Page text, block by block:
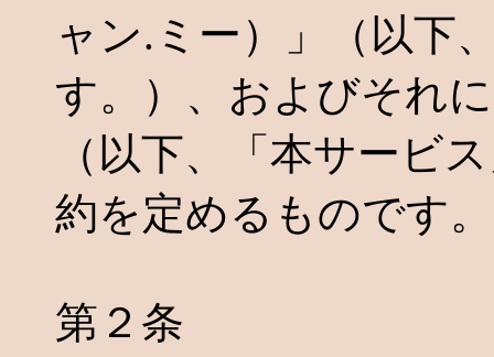
ャン.ミー）」（以下
す。）、およびそれ
（以下、「本サービ
約を定めるものです。
第２条